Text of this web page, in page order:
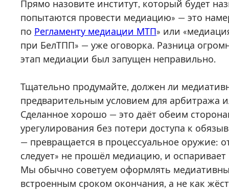
Прямо назовите институт, который будет
попытаются провести медиацию» — это
по Регламенту медиации МТП» или
при БелТПП» — уже оговорка. Разница
этап медиации был запущен неправильно.
Тщательно продумайте, должен ли
предварительным условием для арбитража
Сделанное хорошо — это даёт обеим
урегулирования без потери доступа к
— превращается в процессуальное оружие:
следует» не прошёл медиацию, и
Мы обычно советуем оформлять
встроенным сроком окончания, а не как